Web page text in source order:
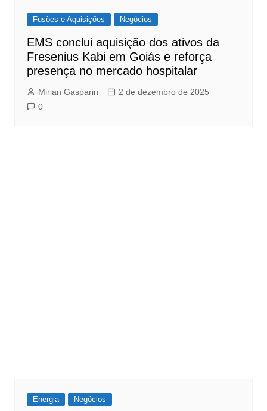
Fusões e Aquisições Negócios
EMS conclui aquisição dos ativos da
Fresenius Kabi em Goiás e reforça
presença no mercado hospitalar
Mirian Gasparin
2 de dezembro de 2025
0
Energia Negócios